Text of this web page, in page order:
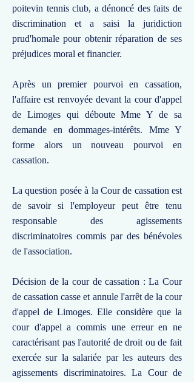
poitevin tennis club, a dénoncé des faits de
discrimination et a saisi la juridiction
prud'homale pour obtenir réparation de ses
préjudices moral et financier.
Après un premier pourvoi en cassation,
l'affaire est renvoyée devant la cour d'appel
de Limoges qui déboute Mme Y de sa
demande en dommages-intérêts. Mme Y
forme alors un nouveau pourvoi en
cassation.
La question posée à la Cour de cassation est
de savoir si l'employeur peut être tenu
responsable des agissements
discriminatoires commis par des bénévoles
de l'association.
Décision de la cour de cassation : La Cour
de cassation casse et annule l'arrêt de la cour
d'appel de Limoges. Elle considère que la
cour d'appel a commis une erreur en ne
caractérisant pas l'autorité de droit ou de fait
exercée sur la salariée par les auteurs des
agissements discriminatoires. La Cour de